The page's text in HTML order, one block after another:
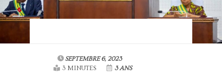
SEPTEMBRE 6, 2023
3 MINUTES
3 ANS